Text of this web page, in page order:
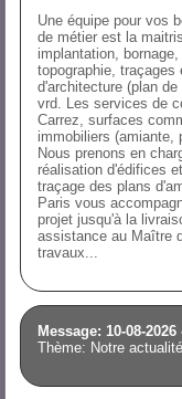
Une équipe pour vos
de métier est la
implantation,
topographie,
d'architecture (plan
vrd. Les services de
Carrez, surfaces
immobiliers (amiante,
Nous prenons en
réalisation d'édifices
traçage des plans
Paris vous
projet jusqu'à la
assistance au Maître
travaux...
Message: 10-08-2026
Thème: Notre